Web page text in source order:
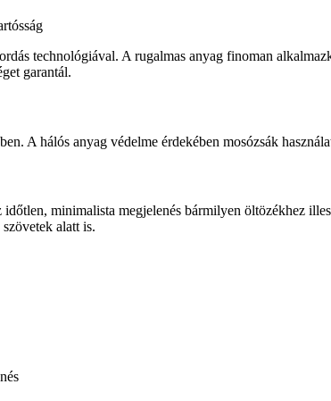
technológiával. A rugalmas anyag finoman
garantál.
A hálós anyag védelme érdekében mosózsák
minimalista megjelenés bármilyen öltözékhez
alatt is.